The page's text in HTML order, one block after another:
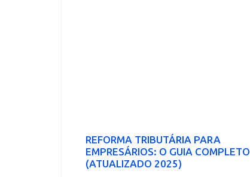
REFORMA TRIBUTÁRIA PARA
EMPRESÁRIOS: O GUIA COMPLETO
(ATUALIZADO 2025)